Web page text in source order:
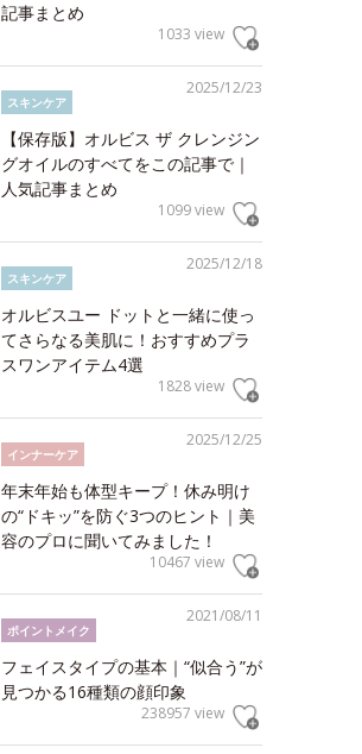
記事まとめ
1033 view
2025/12/23
スキンケア
【保存版】オルビス ザ クレンジン
グオイルのすべてをこの記事で｜
人気記事まとめ
1099 view
2025/12/18
スキンケア
オルビスユー ドットと一緒に使っ
てさらなる美肌に！おすすめプラ
スワンアイテム4選
1828 view
2025/12/25
インナーケア
年末年始も体型キープ！休み明け
の“ドキッ”を防ぐ3つのヒント｜美
容のプロに聞いてみました！
10467 view
2021/08/11
ポイントメイク
フェイスタイプの基本｜“似合う”が
見つかる16種類の顔印象
238957 view